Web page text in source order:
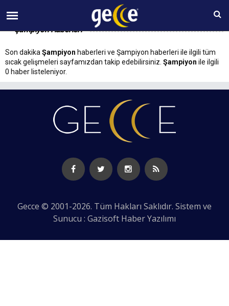
07 AĞUSTOS Cuma 07:16
Şampiyon Haberleri
Son dakika Şampiyon haberleri ve Şampiyon haberleri ile ilgili tüm
sıcak gelişmeleri sayfamızdan takip edebilirsiniz. Şampiyon ile ilgili
0 haber listeleniyor.
Gecce © 2001-2026. Tüm Hakları Saklıdır. Sistem ve
Sunucu : Gazisoft Haber Yazılımı